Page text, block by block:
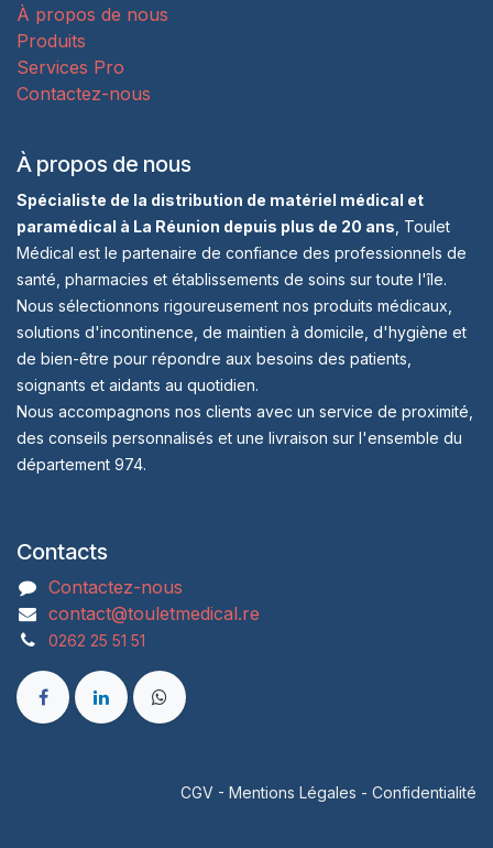
À propos de nous
Produits
Services Pro
Contactez-nous
À propos de nous
Spécialiste de la distribution de matériel médical et
paramédical à La Réunion depuis plus de 20 ans , Toulet
Médical est le partenaire de confiance des professionnels de
santé, pharmacies et établissements de soins sur toute l'île.
Nous sélectionnons rigoureusement nos produits médicaux,
solutions d'incontinence, de maintien à domicile, d'hygiène et
de bien-être pour répondre aux besoins des patients,
soignants et aidants au quotidien.
Nous accompagnons nos clients avec un service de proximité,
des conseils personnalisés et une livraison sur l'ensemble du
département 974.
Contacts
Contactez-nous
contact@touletmedical.re
0262 25 51 51
CGV - Mentions Légales - Confidentialité